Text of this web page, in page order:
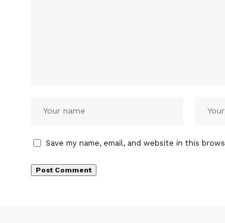
Save my name, email, and website in this